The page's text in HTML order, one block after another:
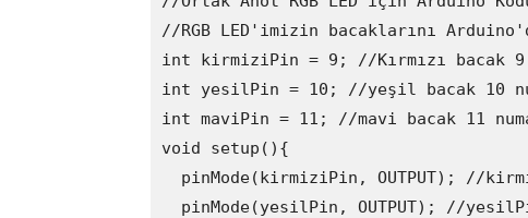
//RGB LED'imizin bacaklarını
int kirmiziPin = 9; //Kırmızı bacak 9
int yesilPin = 10; //yeşil bacak 10
int maviPin = 11; //mavi bacak 11
void setup(){
pinMode(kirmiziPin, OUTPUT); //
pinMode(yesilPin, OUTPUT); //